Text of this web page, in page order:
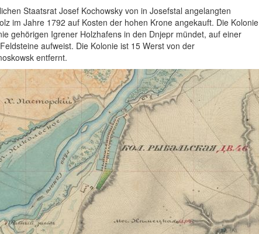
Staatsrat Josef Kochowsky von in Josefstal angelangten
im Jahre 1792 auf Kosten der hohen Krone angekauft. Die Kolonie
gehörigen Igrener Holzhafens in den Dnjepr mündet, auf einer
aufweist. Die Kolonie ist 15 Werst von der
entfernt.